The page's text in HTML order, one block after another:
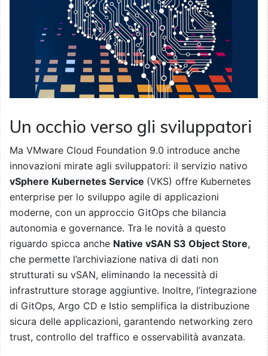
Un occhio verso gli sviluppatori
Ma VMware Cloud Foundation 9.0 introduce anche
innovazioni mirate agli sviluppatori: il servizio nativo
vSphere Kubernetes Service (VKS) offre Kubernetes
enterprise per lo sviluppo agile di applicazioni
moderne, con un approccio GitOps che bilancia
autonomia e governance. Tra le novità a questo
riguardo spicca anche Native vSAN S3 Object Store,
che permette l’archiviazione nativa di dati non
strutturati su vSAN, eliminando la necessità di
infrastrutture storage aggiuntive. Inoltre, l’integrazione
di GitOps, Argo CD e Istio semplifica la distribuzione
sicura delle applicazioni, garantendo networking zero
trust, controllo del traffico e osservabilità avanzata.